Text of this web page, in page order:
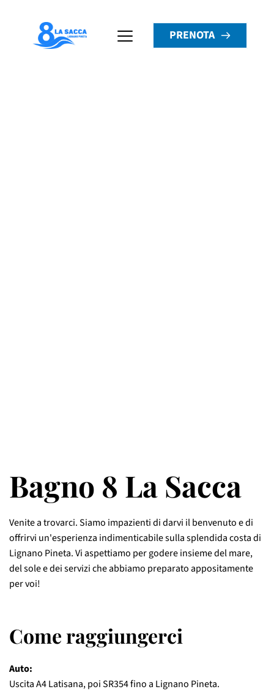
PRENOTA
Bagno 8 La Sacca
Venite a trovarci. Siamo impazienti di darvi il benvenuto e di
offrirvi un'esperienza indimenticabile sulla splendida costa di
Lignano Pineta. Vi aspettiamo per godere insieme del mare,
del sole e dei servizi che abbiamo preparato appositamente
per voi!
Come raggiungerci
Auto:
Uscita A4 Latisana, poi SR354 fino a Lignano Pineta.